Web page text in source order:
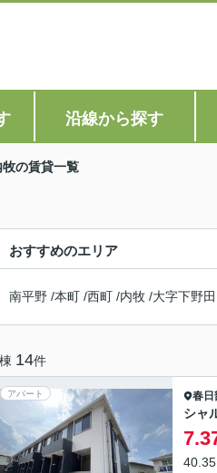
沿線から探す
牧の賃貸一覧
おすすめのエリア
南平野 /本町 /西町 /内牧 /大字下野田
棟 14件
アパート 春日
シャ